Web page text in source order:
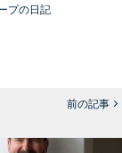
プの日記
前の記事